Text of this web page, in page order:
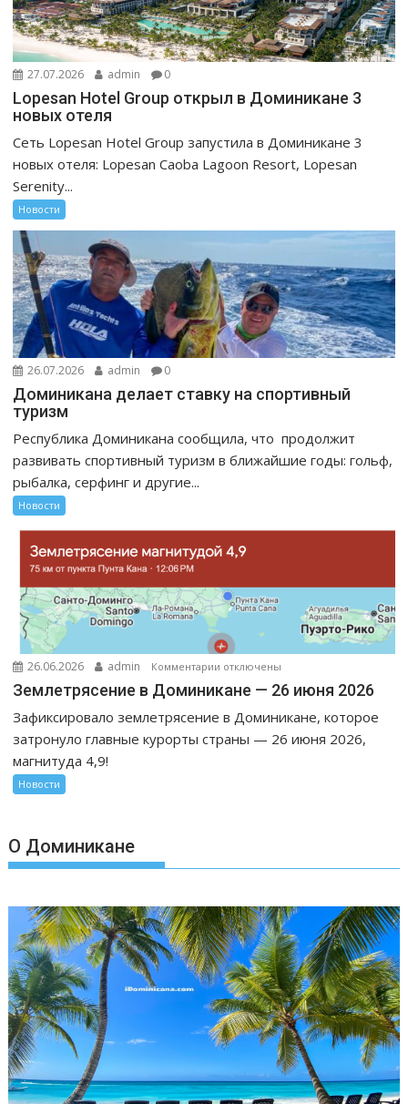
27.07.2026 admin 0
Lopesan Hotel Group открыл в Доминикане 3
новых отеля
Сеть Lopesan Hotel Group запустила в Доминикане 3
новых отеля: Lopesan Caoba Lagoon Resort, Lopesan
Serenity...
Новости
26.07.2026 admin 0
Доминикана делает ставку на спортивный
туризм
Республика Доминикана сообщила, что продолжит
развивать спортивный туризм в ближайшие годы: гольф,
рыбалка, серфинг и другие...
Новости
26.06.2026 admin Комментарии к
в
Доминикане
отключены
Землетрясение в Доминикане — 26 июня 2026
Зафиксировало землетрясение в Доминикане, которое
затронуло главные курорты страны — 26 июня 2026,
магнитуда 4,9!
Новости
О Доминикане